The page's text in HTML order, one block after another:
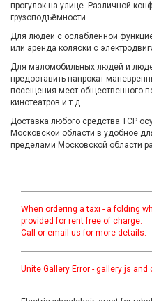
прогулок на улице. Различной
грузоподъёмности.
Для людей с ослабленной
или аренда коляски с
Для маломобильных людей и
предоставить напрокат
посещения мест общественного
кинотеатров и т.д.
Доставка любого средства ТСР
Московской области в удобное
пределами Московской области
When ordering a taxi - a folding
provided for rent free of charge.
Call or email us for more details.
Unite Gallery Error - gallery js